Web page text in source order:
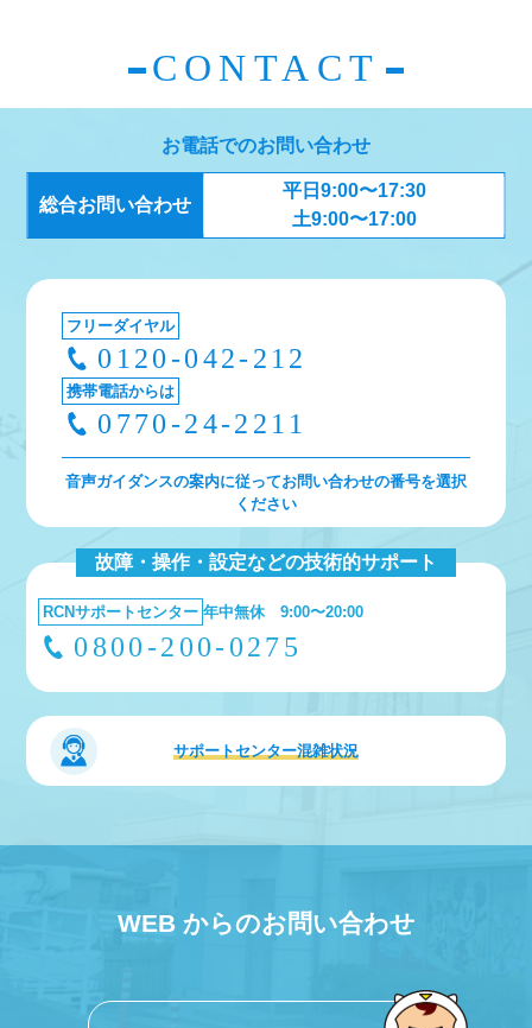
シ
ョ
CONTACT
お電話でのお問い合わせ
総合お問い合わせ
平日9:00〜17:30
土9:00〜17:00
フリーダイヤル
0120-042-212
携帯電話からは
0770-24-2211
音声ガイダンスの案内に従ってお問い合わせの番号を選択
ください
故障・操作・設定などの技術的サポート
RCNサポートセンター 年中無休 9:00〜20:00
0800-200-0275
サポートセンター混雑状況
WEB からのお問い合わせ